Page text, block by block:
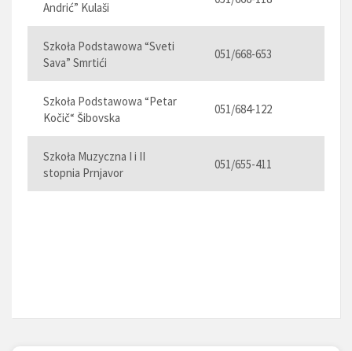
Andrić” Kulaši
Szkoła Podstawowa “Sveti
Sava” Smrtići
051/668-653
Szkoła Podstawowa “Petar
Kočič“ Šibovska
051/684-122
Szkoła Muzyczna I i II
stopnia Prnjavor
051/655-411